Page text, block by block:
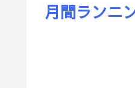
月間ランニ